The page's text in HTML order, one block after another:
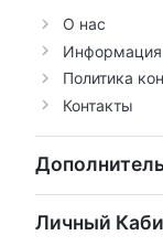
О нас
Информация
Политика
Контакты
Личный